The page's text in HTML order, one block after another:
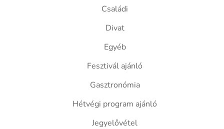
Családi
Divat
Egyéb
Fesztivál ajánló
Gasztronómia
Hétvégi program ajánló
Jegyelővétel